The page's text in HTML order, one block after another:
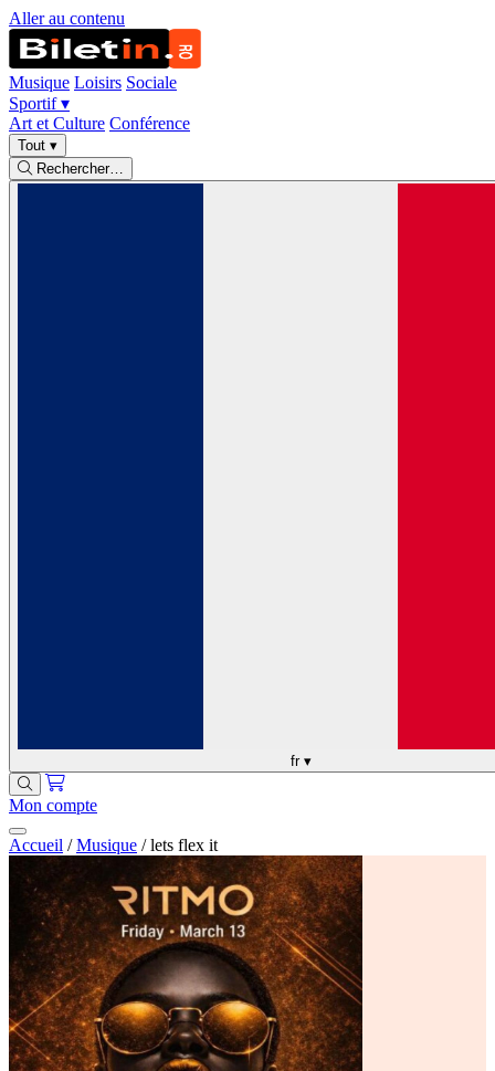
Aller au contenu
Musique Loisirs Sociale
Sportif▾
Art et Culture Conférence
Tout ▾
Rechercher…
fr ▾
Mon compte
Accueil / Musique / lets flex it